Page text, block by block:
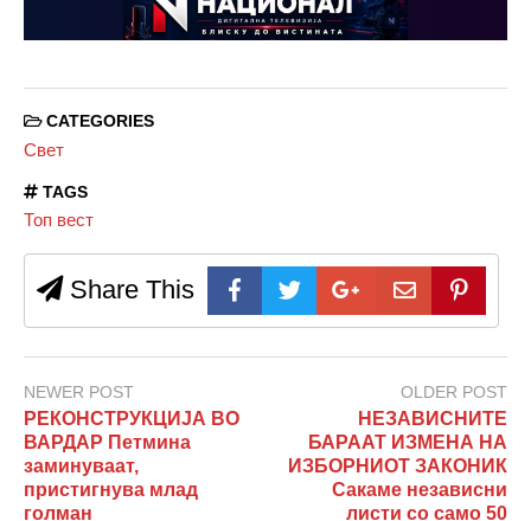
CATEGORIES
Свет
TAGS
Топ вест
Share This
NEWER POST
РЕКОНСТРУКЦИЈА ВО
ВАРДАР Петмина
заминуваат,
пристигнува млад
голман
OLDER POST
НЕЗАВИСНИТЕ
БАРААТ ИЗМЕНА НА
ИЗБОРНИОТ ЗАКОНИК
Сакаме независни
листи со само 50